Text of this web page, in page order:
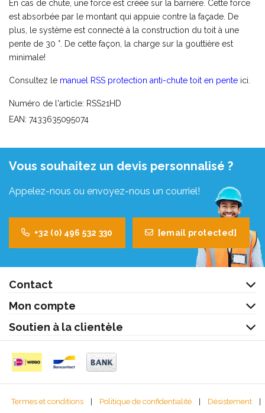
En cas de chute, une force est créée sur la barrière. Cette force
est absorbée par le montant qui appuie contre la façade. De
plus, le système est connecté à la construction du toit à une
pente de 30 °. De cette façon, la charge sur la gouttière est
minimale!
Consultez le manuel RSS protection anti-chute toit en pente ici.
Numéro de l'article: RSS21HD
EAN: 7433635095074
Vous souhaitez un devis personnalisé ?
Appelez-nous ou envoyez-nous un courriel!
+32 (0) 496 532 330 [email protected]
Contact
Mon compte
Soutien à la clientèle
Termes et conditions | Politique de confidentialité | Désistement
|